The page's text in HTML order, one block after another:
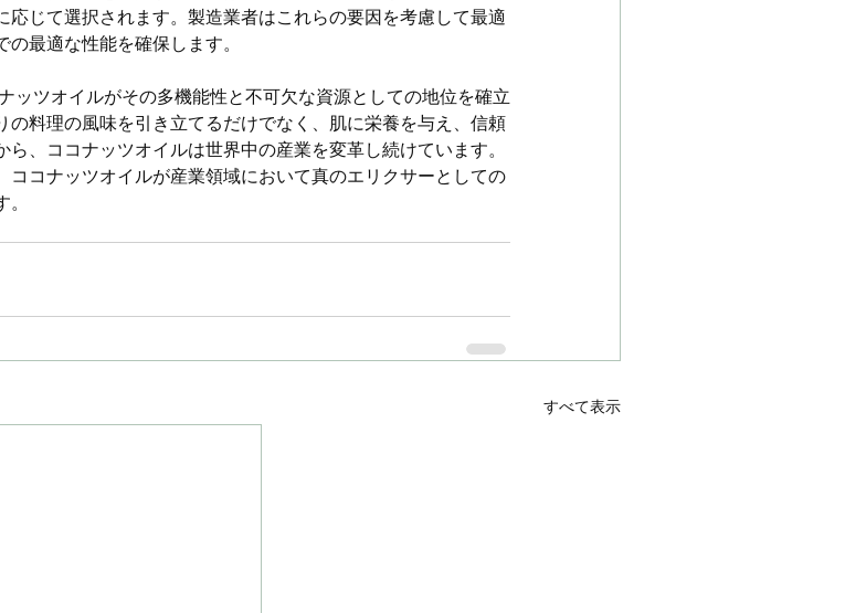
応じて選択されます。製造業者はこれらの要因を考慮して最適
最適な性能を確保します。
ッツオイルがその多機能性と不可欠な資源としての地位を確立
の料理の風味を引き立てるだけでなく、肌に栄養を与え、信頼
、ココナッツオイルは世界中の産業を変革し続けています。
コナッツオイルが産業領域において真のエリクサーとしての
すべて表示